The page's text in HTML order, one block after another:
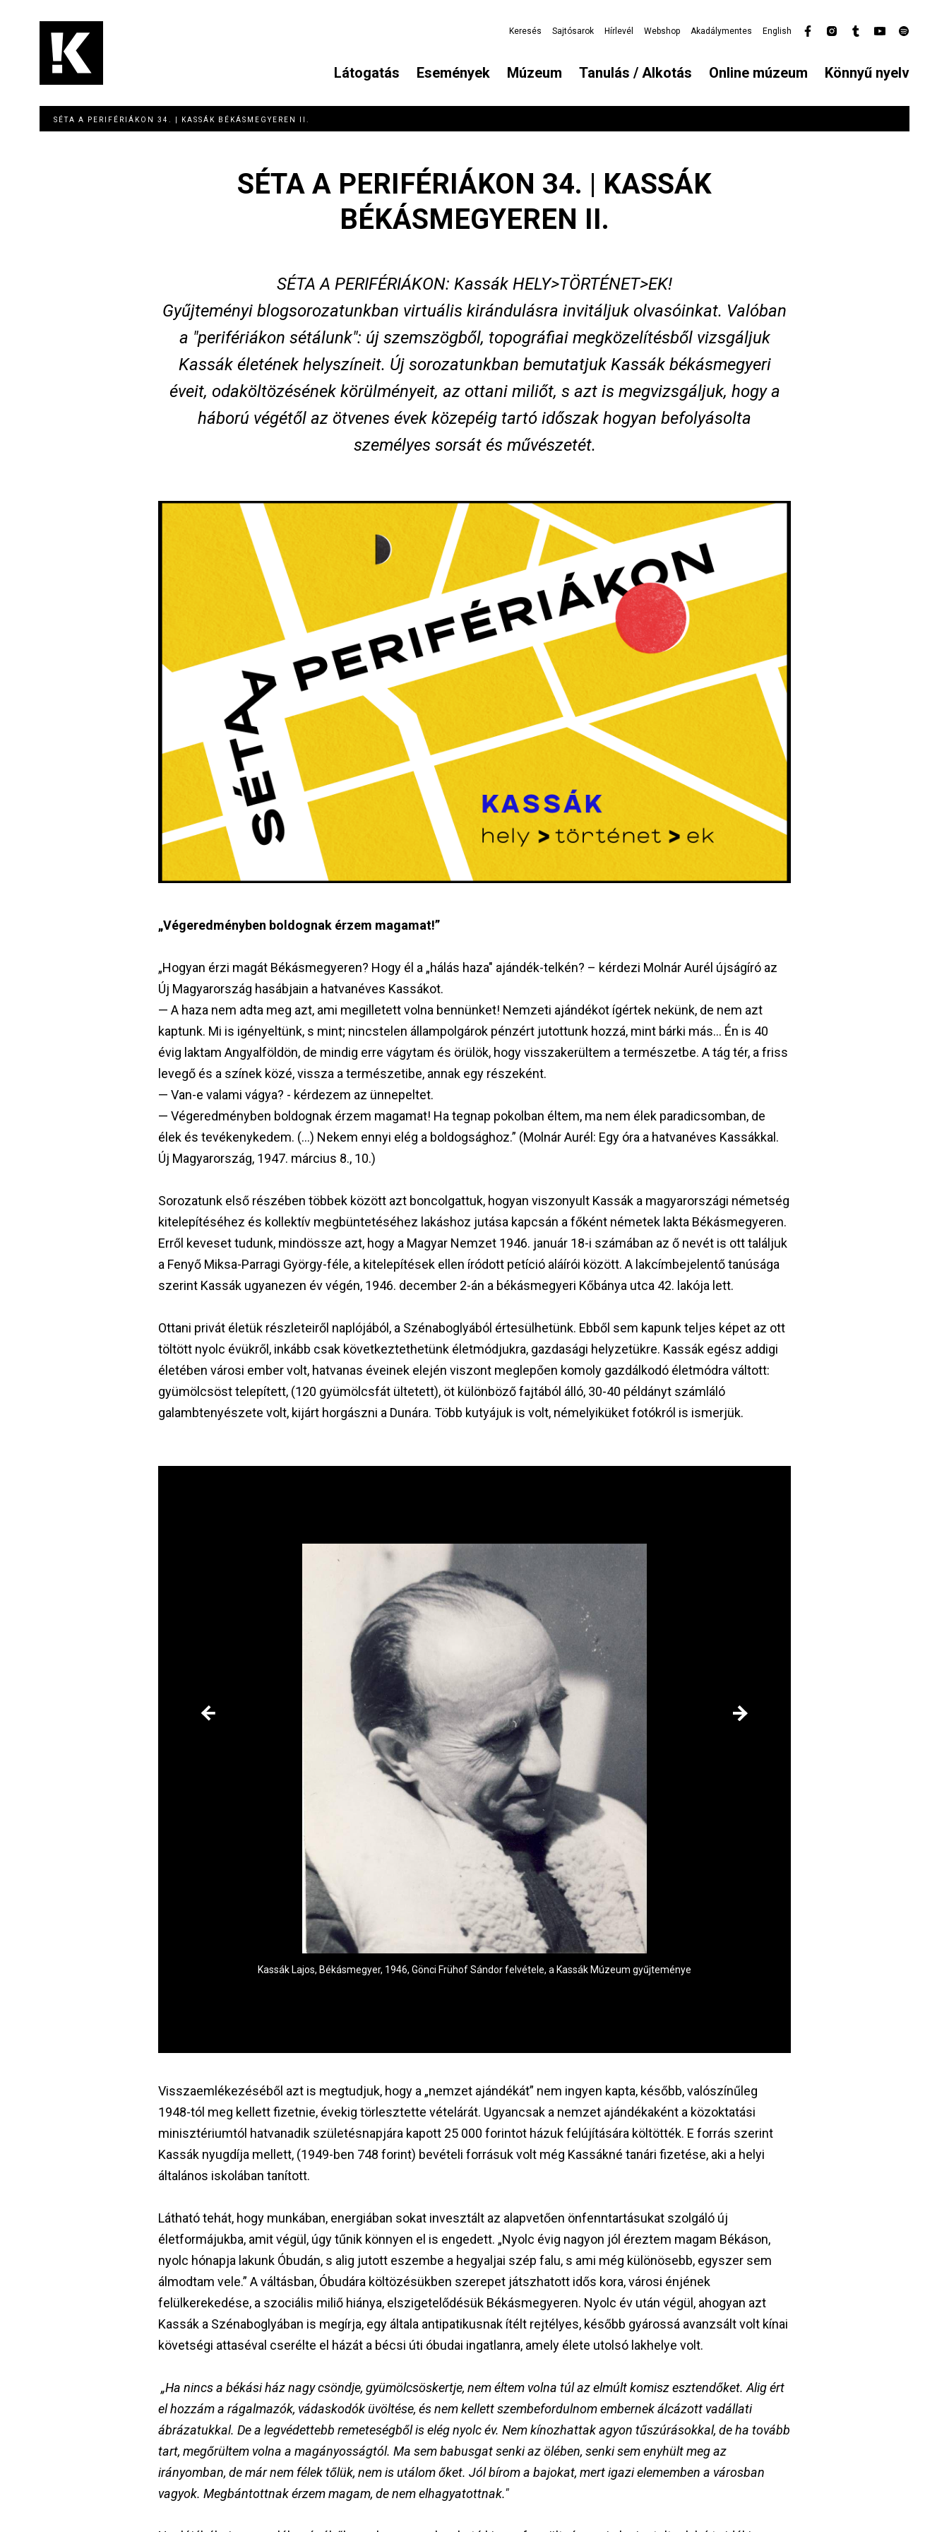
menu
Keresés Sajtósarok Hírlevél Webshop Akadálymentes English
navigation
Látogatás Események Múzeum Tanulás / Alkotás Online múzeum Könnyű nyelv
SÉTA A PERIFÉRIÁKON 34. | KASSÁK BÉKÁSMEGYEREN II.
SÉTA A PERIFÉRIÁKON 34. | KASSÁK
BÉKÁSMEGYEREN II.
SÉTA A PERIFÉRIÁKON: Kassák HELY>TÖRTÉNET>EK!
Gyűjteményi blogsorozatunkban virtuális kirándulásra invitáljuk olvasóinkat. Valóban
a "perifériákon sétálunk": új szemszögből, topográfiai megközelítésből vizsgáljuk
Kassák életének helyszíneit. Új sorozatunkban bemutatjuk Kassák békásmegyeri
éveit, odaköltözésének körülményeit, az ottani miliőt, s azt is megvizsgáljuk, hogy a
háború végétől az ötvenes évek közepéig tartó időszak hogyan befolyásolta
személyes sorsát és művészetét.
„Végeredményben boldognak érzem magamat!”
„Hogyan érzi magát Békásmegyeren? Hogy él a „hálás haza" ajándék-telkén? – kérdezi Molnár Aurél újságíró az
Új Magyarország hasábjain a hatvanéves Kassákot.
— A haza nem adta meg azt, ami megilletett volna bennünket! Nemzeti ajándékot ígértek nekünk, de nem azt
kaptunk. Mi is igényeltünk, s mint; nincstelen állampolgárok pénzért jutottunk hozzá, mint bárki más... Én is 40
évig laktam Angyalföldön, de mindig erre vágytam és örülök, hogy visszakerültem a természetbe. A tág tér, a friss
levegő és a színek közé, vissza a természetibe, annak egy részeként.
— Van-e valami vágya? - kérdezem az ünnepeltet.
— Végeredményben boldognak érzem magamat! Ha tegnap pokolban éltem, ma nem élek paradicsomban, de
élek és tevékenykedem. (…) Nekem ennyi elég a boldogsághoz.” (Molnár Aurél: Egy óra a hatvanéves Kassákkal.
Új Magyarország, 1947. március 8., 10.)
Sorozatunk első részében többek között azt boncolgattuk, hogyan viszonyult Kassák a magyarországi németség
kitelepítéséhez és kollektív megbüntetéséhez lakáshoz jutása kapcsán a főként németek lakta Békásmegyeren.
Erről keveset tudunk, mindössze azt, hogy a Magyar Nemzet 1946. január 18-i számában az ő nevét is ott találjuk
a Fenyő Miksa-Parragi György-féle, a kitelepítések ellen íródott petíció aláírói között. A lakcímbejelentő tanúsága
szerint Kassák ugyanezen év végén, 1946. december 2-án a békásmegyeri Kőbánya utca 42. lakója lett.
Ottani privát életük részleteiről naplójából, a Szénaboglyából értesülhetünk. Ebből sem kapunk teljes képet az ott
töltött nyolc évükről, inkább csak következtethetünk életmódjukra, gazdasági helyzetükre. Kassák egész addigi
életében városi ember volt, hatvanas éveinek elején viszont meglepően komoly gazdálkodó életmódra váltott:
gyümölcsöst telepített, (120 gyümölcsfát ültetett), öt különböző fajtából álló, 30-40 példányt számláló
galambtenyészete volt, kijárt horgászni a Dunára. Több kutyájuk is volt, némelyiküket fotókról is ismerjük.
Kassák Lajos, Békásmegyer, 1946, Gönci Frühof Sándor felvétele, a Kassák Múzeum gyűjteménye
Visszaemlékezéséből azt is megtudjuk, hogy a „nemzet ajándékát” nem ingyen kapta, később, valószínűleg
1948-tól meg kellett fizetnie, évekig törlesztette vételárát. Ugyancsak a nemzet ajándékaként a közoktatási
minisztériumtól hatvanadik születésnapjára kapott 25 000 forintot házuk felújítására költötték. E forrás szerint
Kassák nyugdíja mellett, (1949-ben 748 forint) bevételi forrásuk volt még Kassákné tanári fizetése, aki a helyi
általános iskolában tanított.
Látható tehát, hogy munkában, energiában sokat invesztált az alapvetően önfenntartásukat szolgáló új
életformájukba, amit végül, úgy tűnik könnyen el is engedett. „Nyolc évig nagyon jól éreztem magam Békáson,
nyolc hónapja lakunk Óbudán, s alig jutott eszembe a hegyaljai szép falu, s ami még különösebb, egyszer sem
álmodtam vele.” A váltásban, Óbudára költözésükben szerepet játszhatott idős kora, városi énjének
felülkerekedése, a szociális miliő hiánya, elszigetelődésük Békásmegyeren. Nyolc év után végül, ahogyan azt
Kassák a Szénaboglyában is megírja, egy általa antipatikusnak ítélt rejtélyes, később gyárossá avanzsált volt kínai
követségi attaséval cserélte el házát a bécsi úti óbudai ingatlanra, amely élete utolsó lakhelye volt.
„Ha nincs a békási ház nagy csöndje, gyümölcsöskertje, nem éltem volna túl az elmúlt komisz esztendőket. Alig ért
el hozzám a rágalmazók, vádaskodók üvöltése, és nem kellett szembefordulnom embernek álcázott vadállati
ábrázatukkal. De a legvédettebb remeteségből is elég nyolc év. Nem kínozhattak agyon tűszúrásokkal, de ha tovább
tart, megőrültem volna a magányosságtól. Ma sem babusgat senki az ölében, senki sem enyhült meg az
irányomban, de már nem félek tőlük, nem is utálom őket. Jól bírom a bajokat, mert igazi elememben a városban
vagyok. Megbántottnak érzem magam, de nem elhagyatottnak."